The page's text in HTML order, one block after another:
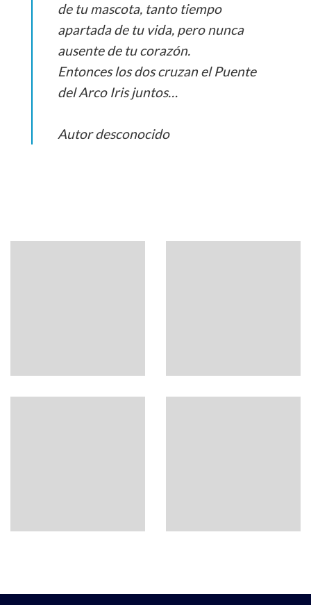
de tu mascota, tanto tiempo
apartada de tu vida, pero nunca
ausente de tu corazón.
Entonces los dos cruzan el Puente
del Arco Iris juntos…
Autor desconocido